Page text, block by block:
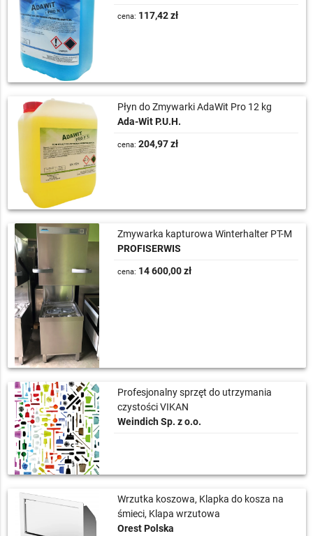
cena: 117,42 zł
Płyn do Zmywarki AdaWit Pro 12 kg
Ada-Wit P.U.H.
cena: 204,97 zł
Zmywarka kapturowa Winterhalter PT-M
PROFISERWIS
cena: 14 600,00 zł
Profesjonalny sprzęt do utrzymania
czystości VIKAN
Weindich Sp. z o.o.
Wrzutka koszowa, Klapka do kosza na
śmieci, Klapa wrzutowa
Orest Polska